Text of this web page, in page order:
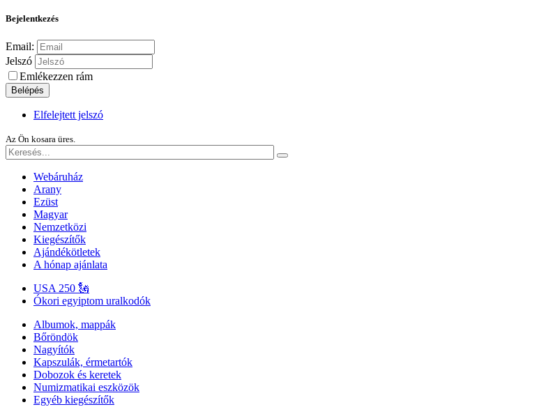
Bejelentkezés
Email:
Jelszó
Emlékezzen rám
Belépés
Elfelejtett jelszó
Az Ön kosara üres.
Webáruház
Arany
Ezüst
Magyar
Nemzetközi
Kiegészítők
Ajándékötletek
A hónap ajánlata
USA 250 🗽
Ókori egyiptom uralkodók
Albumok, mappák
Bőröndök
Nagyítók
Kapszulák, érmetartók
Dobozok és keretek
Numizmatikai eszközök
Egyéb kiegészítők